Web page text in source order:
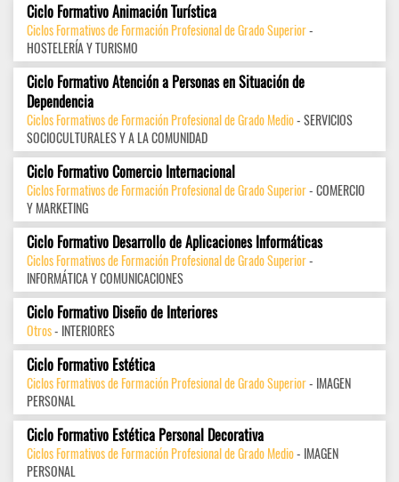
Ciclo Formativo Animación Turística
Ciclos Formativos de Formación Profesional de Grado Superior-
HOSTELERÍA Y TURISMO
Ciclo Formativo Atención a Personas en Situación de
Dependencia
Ciclos Formativos de Formación Profesional de Grado Medio- SERVICIOS
SOCIOCULTURALES Y A LA COMUNIDAD
Ciclo Formativo Comercio Internacional
Ciclos Formativos de Formación Profesional de Grado Superior- COMERCIO
Y MARKETING
Ciclo Formativo Desarrollo de Aplicaciones Informáticas
Ciclos Formativos de Formación Profesional de Grado Superior-
INFORMÁTICA Y COMUNICACIONES
Ciclo Formativo Diseño de Interiores
Otros- INTERIORES
Ciclo Formativo Estética
Ciclos Formativos de Formación Profesional de Grado Superior- IMAGEN
PERSONAL
Ciclo Formativo Estética Personal Decorativa
Ciclos Formativos de Formación Profesional de Grado Medio- IMAGEN
PERSONAL